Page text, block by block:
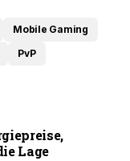
Mobile Gaming
PvP
Lage